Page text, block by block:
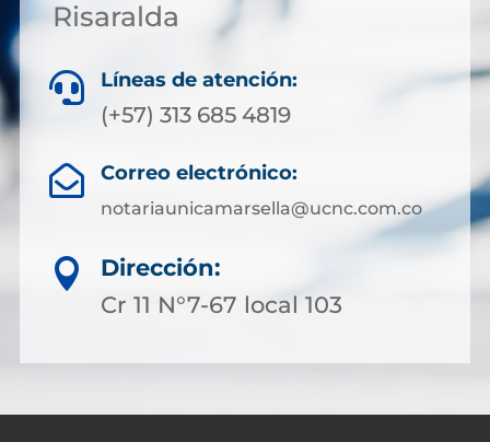
Risaralda
 Líneas de atención:
(+57) 313 685 4819
 Correo electrónico:
notariaunicamarsella@ucnc.com.co

Dirección:
Cr 11 N°7-67 local 103